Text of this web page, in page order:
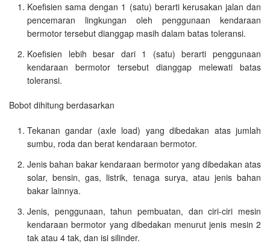
Koefisien sama dengan 1 (satu) berarti kerusakan jalan dan
pencemaran lingkungan oleh penggunaan kendaraan
bermotor tersebut dianggap masih dalam batas toleransi.
Koefisien lebih besar dari 1 (satu) berarti penggunaan
kendaraan bermotor tersebut dianggap melewati batas
toleransi.
Bobot dihitung berdasarkan
Tekanan gandar (axle load) yang dibedakan atas jumlah
sumbu, roda dan berat kendaraan bermotor.
Jenis bahan bakar kendaraan bermotor yang dibedakan atas
solar, bensin, gas, listrik, tenaga surya, atau jenis bahan
bakar lainnya.
Jenis, penggunaan, tahun pembuatan, dan ciri-ciri mesin
kendaraan bermotor yang dibedakan menurut jenis mesin 2
tak atau 4 tak, dan isi silinder.